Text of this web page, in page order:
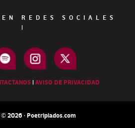
REDES SOCIALES
|
|AVISO DE PRIVACIDAD
2026 · Poetripiados.com